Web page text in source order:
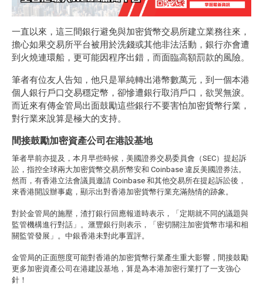
一直以來，這三間銀行避免與加密貨幣交易所建立業務往來，
擔心如果交易所平台被用於洗錢或其他非法活動，銀行亦會遭
到火燒連環船，更可能因程序出錯，而面臨高額罰款的風險。
筆者有位友人告知，他只是單純轉出港幣數萬元，到一個本港
個人銀行戶口交易穩定幣，卻慘遭銀行取消戶口，欲哭無淚。
而近來有傳金管局出面鼓勵這些銀行不要害怕加密貨幣行業，
對行業來說算是極大的支持。
間接鼓勵加密資產公司在港設基地
筆者早前亦提及，本月早些時候，美國證券交易委員會（SEC）提起訴
訟，指控全球兩大加密貨幣交易所幣安和 Coinbase 違反美國證券法。
然而，有香港立法會議員邀請 Coinbase 和其他交易所在提起訴訟後，
來香港開設辦事處，顯示出對香港加密貨幣行業充滿熱情的跡象。
對於金管局的施壓，渣打銀行回應報道時表示，「定期就不同的議題與
監管機構進行對話」。滙豐銀行則表示，「密切關注加密貨幣市場和相
關監管發展」。中銀香港未對此事置評。
金管局的正面態度可能對香港的加密貨幣行業產生重大影響，間接鼓勵
更多加密資產公司在港建設基地，算是為本港加密行業打了一支強心
針！